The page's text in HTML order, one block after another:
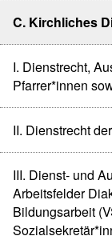
C. Kirchliches
I. Dienstrecht,
Pfarrer*innen
II. Dienstrecht
III. Dienst- und
Arbeitsfelder
Bildungsarbeit